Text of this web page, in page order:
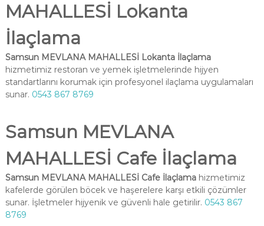
MAHALLESİ Lokanta
İlaçlama
Samsun MEVLANA MAHALLESİ Lokanta İlaçlama
hizmetimiz restoran ve yemek işletmelerinde hijyen
standartlarını korumak için profesyonel ilaçlama uygulamaları
sunar. 0543 867 8769
Samsun MEVLANA
MAHALLESİ Cafe İlaçlama
Samsun MEVLANA MAHALLESİ Cafe İlaçlamahizmetimiz
kafelerde görülen böcek ve haşerelere karşı etkili çözümler
sunar. İşletmeler hijyenik ve güvenli hale getirilir. 0543 867
8769